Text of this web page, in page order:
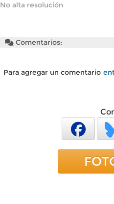
No alta resolución
Comentarios:
Para agregar un comentario